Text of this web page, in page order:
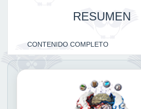
RESUMEN
CONTENIDO COMPLETO